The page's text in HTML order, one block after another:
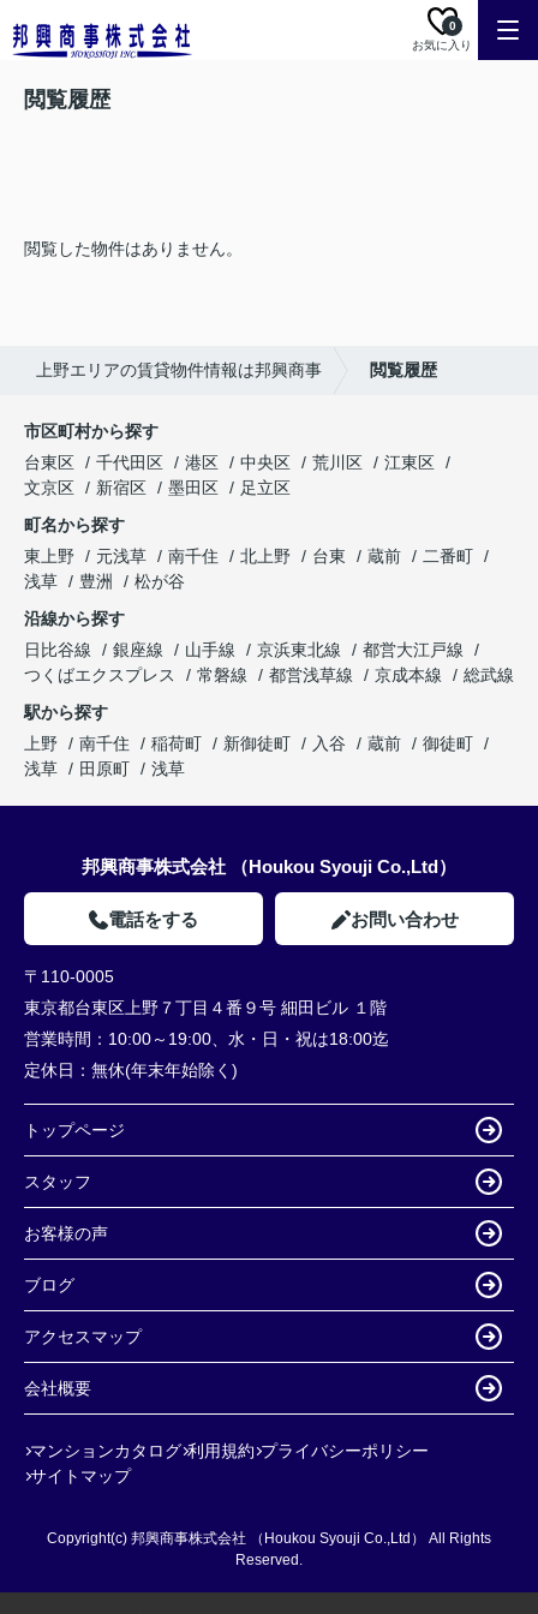
お気に入り
0
閲覧履歴
閲覧した物件はありません。
上野エリアの賃貸物件情報は邦興商事 閲覧履歴
市区町村から探す
台東区
千代田区 港区 中央区 荒川区
江東区
文京区
新宿区 墨田区
足立区
町名から探す
東上野
元浅草 南千住 北上野 台東 蔵前
二番町
浅草
豊洲
松が谷
沿線から探す
日比谷線
銀座線 山手線 京浜東北線
都営大江戸線
つくばエクスプレス
常磐線 都営浅草線 京成本線
総武線
駅から探す
上野
南千住 稲荷町 新御徒町 入谷 蔵前
御徒町
浅草
田原町 浅草
邦興商事株式会社 （Houkou Syouji Co.,Ltd）
電話をする お問い合わせ
〒110-0005
東京都台東区上野７丁目４番９号 細田ビル １階
営業時間： 10:00～19:00、水・日・祝は18:00迄
定休日： 無休(年末年始除く)
トップページ
スタッフ
お客様の声
ブログ
アクセスマップ
会社概要
マンションカタログ 利用規約 プライバシーポリシー
サイトマップ
Copyright(c) 邦興商事株式会社 （Houkou Syouji Co.,Ltd） All Rights
Reserved.